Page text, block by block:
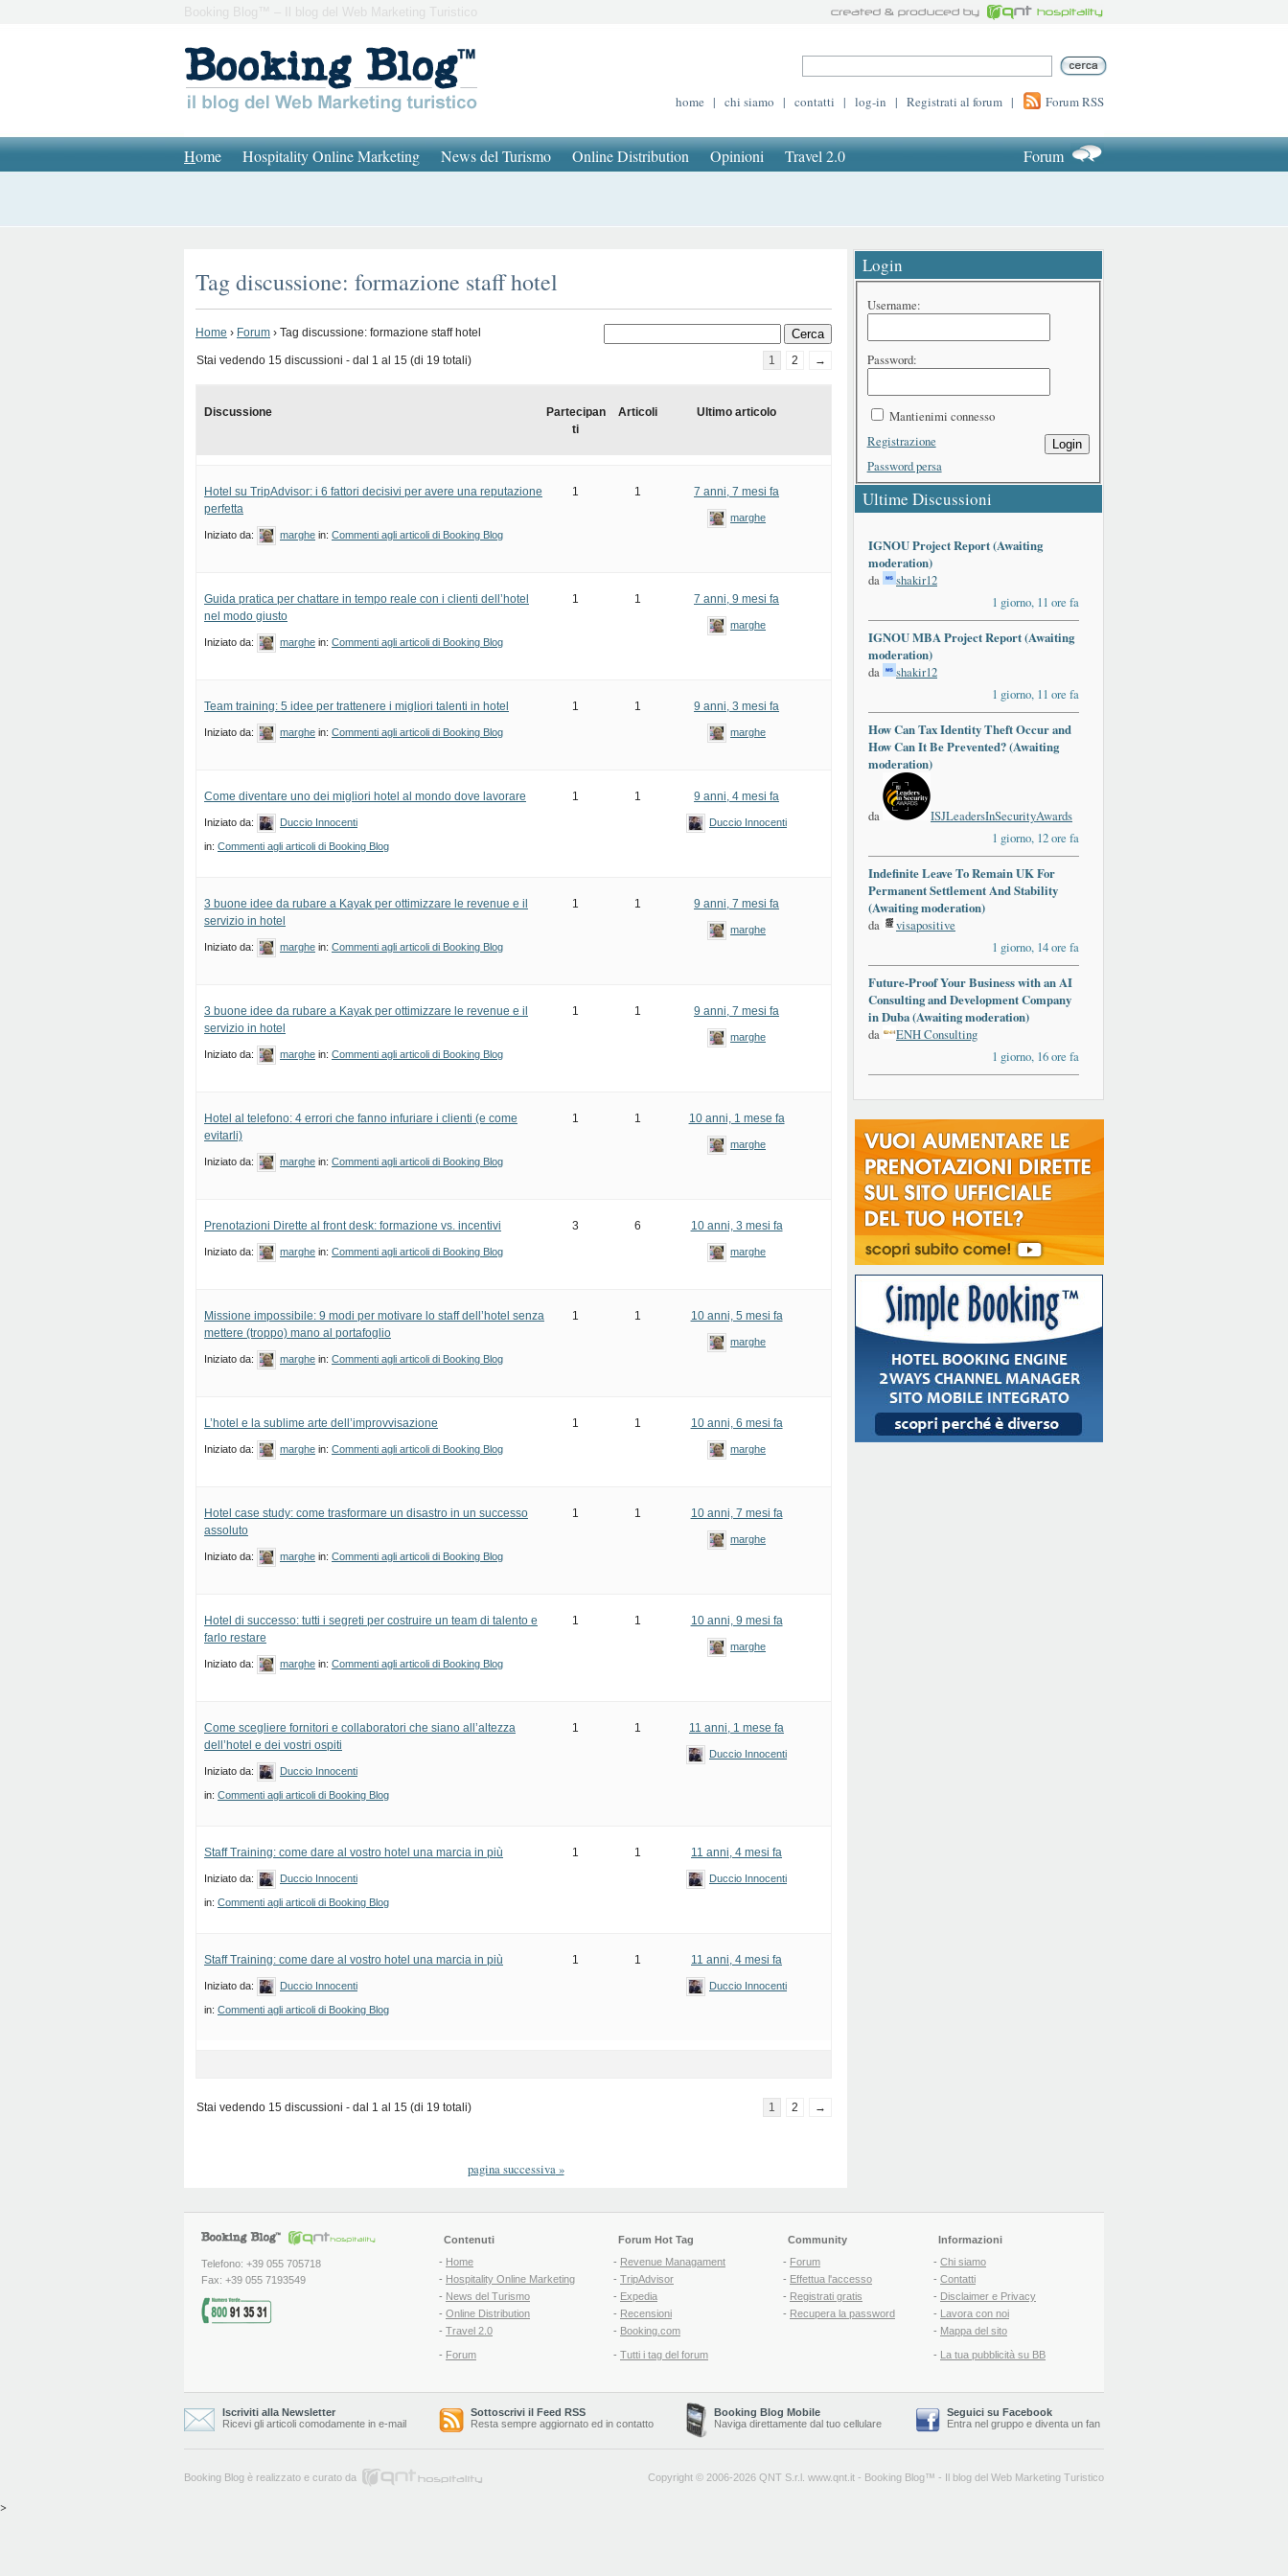
Booking Blog™ – Il blog del Web Marketing Turistico
home | chi siamo | contatti | log-in | Registrati al forum | Forum RSS
Home Hospitality Online Marketing News del Turismo Online Distribution Opinioni Travel 2.0 Forum
Tag discussione: formazione staff hotel
Home › Forum › Tag discussione: formazione staff hotel
Stai vedendo 15 discussioni - dal 1 al 15 (di 19 totali) 1 2 →
Discussione
Partecipan
ti
Articoli Ultimo articolo
Hotel su TripAdvisor: i 6 fattori decisivi per avere una reputazione
perfetta
Iniziato da: marghe in: Commenti agli articoli di Booking Blog
1 1 7 anni, 7 mesi fa
marghe
Guida pratica per chattare in tempo reale con i clienti dell’hotel
nel modo giusto
Iniziato da: marghe in: Commenti agli articoli di Booking Blog
1 1 7 anni, 9 mesi fa
marghe
Team training: 5 idee per trattenere i migliori talenti in hotel
Iniziato da: marghe in: Commenti agli articoli di Booking Blog
1 1 9 anni, 3 mesi fa
marghe
Come diventare uno dei migliori hotel al mondo dove lavorare
Iniziato da: Duccio Innocenti
in: Commenti agli articoli di Booking Blog
1 1 9 anni, 4 mesi fa
Duccio Innocenti
3 buone idee da rubare a Kayak per ottimizzare le revenue e il
servizio in hotel
Iniziato da: marghe in: Commenti agli articoli di Booking Blog
1 1 9 anni, 7 mesi fa
marghe
3 buone idee da rubare a Kayak per ottimizzare le revenue e il
servizio in hotel
Iniziato da: marghe in: Commenti agli articoli di Booking Blog
1 1 9 anni, 7 mesi fa
marghe
Hotel al telefono: 4 errori che fanno infuriare i clienti (e come
evitarli)
Iniziato da: marghe in: Commenti agli articoli di Booking Blog
1 1 10 anni, 1 mese fa
marghe
Prenotazioni Dirette al front desk: formazione vs. incentivi
Iniziato da: marghe in: Commenti agli articoli di Booking Blog
3 6 10 anni, 3 mesi fa
marghe
Missione impossibile: 9 modi per motivare lo staff dell’hotel senza
mettere (troppo) mano al portafoglio
Iniziato da: marghe in: Commenti agli articoli di Booking Blog
1 1 10 anni, 5 mesi fa
marghe
L’hotel e la sublime arte dell’improvvisazione
Iniziato da: marghe in: Commenti agli articoli di Booking Blog
1 1 10 anni, 6 mesi fa
marghe
Hotel case study: come trasformare un disastro in un successo
assoluto
Iniziato da: marghe in: Commenti agli articoli di Booking Blog
1 1 10 anni, 7 mesi fa
marghe
Hotel di successo: tutti i segreti per costruire un team di talento e
farlo restare
Iniziato da: marghe in: Commenti agli articoli di Booking Blog
1 1 10 anni, 9 mesi fa
marghe
Come scegliere fornitori e collaboratori che siano all’altezza
dell’hotel e dei vostri ospiti
Iniziato da: Duccio Innocenti
in: Commenti agli articoli di Booking Blog
1 1 11 anni, 1 mese fa
Duccio Innocenti
Staff Training: come dare al vostro hotel una marcia in più
Iniziato da: Duccio Innocenti
in: Commenti agli articoli di Booking Blog
1 1 11 anni, 4 mesi fa
Duccio Innocenti
Staff Training: come dare al vostro hotel una marcia in più
Iniziato da: Duccio Innocenti
in: Commenti agli articoli di Booking Blog
1 1 11 anni, 4 mesi fa
Duccio Innocenti
Stai vedendo 15 discussioni - dal 1 al 15 (di 19 totali) 1 2 →
pagina successiva»
Login
Username:
Password:
Mantienimi connesso
Login
Registrazione
Password persa
Ultime Discussioni
IGNOU Project Report (Awaiting
moderation)
da
shakir12
1 giorno, 11 ore fa
IGNOU MBA Project Report (Awaiting
moderation)
da
shakir12
1 giorno, 11 ore fa
How Can Tax Identity Theft Occur and
How Can It Be Prevented? (Awaiting
moderation)
da
ISJLeadersInSecurityAwards
1 giorno, 12 ore fa
Indefinite Leave To Remain UK For
Permanent Settlement And Stability
(Awaiting moderation)
da
visapositive
1 giorno, 14 ore fa
Future-Proof Your Business with an AI
Consulting and Development Company
in Duba (Awaiting moderation)
da
ENH Consulting
1 giorno, 16 ore fa
Telefono: +39 055 705718
Fax: +39 055 7193549
Contenuti
- Home
- Hospitality Online Marketing
- News del Turismo
- Online Distribution
- Travel 2.0
- Forum
Forum Hot Tag
- Revenue Managament
- TripAdvisor
- Expedia
- Recensioni
- Booking.com
- Tutti i tag del forum
Community
- Forum
- Effettua l'accesso
- Registrati gratis
- Recupera la password
Informazioni
- Chi siamo
- Contatti
- Disclaimer e Privacy
- Lavora con noi
- Mappa del sito
- La tua pubblicità su BB
Iscriviti alla Newsletter
Ricevi gli articoli comodamente in e-mail
Sottoscrivi il Feed RSS
Resta sempre aggiornato ed in contatto
Booking Blog Mobile
Naviga direttamente dal tuo cellulare
Seguici su Facebook
Entra nel gruppo e diventa un fan
Booking Blog è realizzato e curato da Copyright © 2006-2026 QNT S.r.l. www.qnt.it - Booking Blog™ - Il blog del Web Marketing Turistico
>